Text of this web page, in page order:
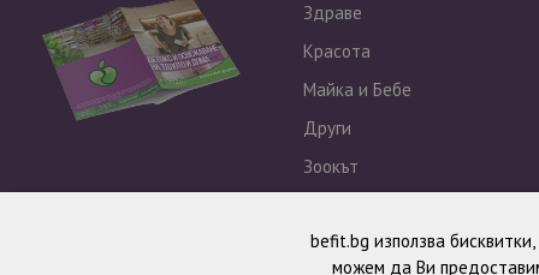
Здраве
Красота
Майка и Бебе
Други
Зоокът
befit.bg използва
можем да Ви